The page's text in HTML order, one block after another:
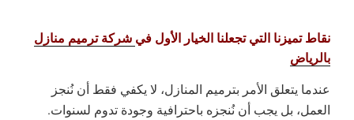
نقاط تميزنا التي تجعلنا الخيار الأول في شركة ترميم منازل
بالرياض
عندما يتعلق الأمر بترميم المنازل، لا يكفي فقط أن نُنجز
العمل، بل يجب أن نُنجزه باحترافية وجودة تدوم لسنوات.